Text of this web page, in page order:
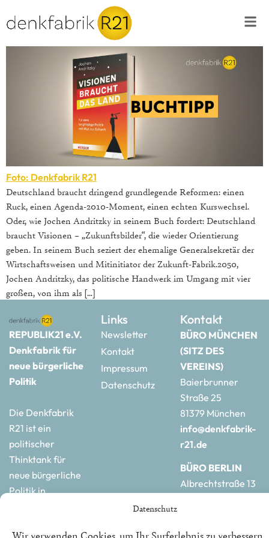
Datenschutz
Foto: Denkfabrik R21
Deutschland braucht dringend grundlegende Reformen: einen
Ruck, einen Agenda-2010-Moment, einen echten Kurswechsel.
Oder, wie Jochen Andritzky in seinem Buch fordert: Deutschland
braucht Visionen – „Zukunftsbilder“, die wieder Orientierung
geben. In seinem Buch seziert der ehemalige Generalsekretär der
Wirtschaftsweisen und Mitinitiator der Zukunft-Fabrik.2050,
Jochen Andritzky, das politische Handwerk im Umgang mit vier
großen, von ihm als […]
REPUBLIK21 e.V.
Denkfabrik für
neue bürgerliche
Politik
Die Denkfabrik
R21 ist ein
politischer
Thinktank für
neue bürgerliche
Politik in
Links
Newsletter
Kontakt
Impressum
Datenschutz
Kontakt
BÜRO MÜNCHEN
(SITZ DES
VEREINS)
Baierbrunner
Straße 25
81379 München
info@denkfabrik-
r21.de
BÜRO BERLIN
Albrechtstraße 13
r21.de